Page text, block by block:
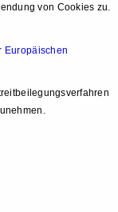
von Cookies zu.
Europäischen